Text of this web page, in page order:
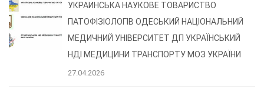
УКРАИНСЬКА НАУКОВЕ ТОВАРИСТВО
ПАТОФІЗІОЛОГІВ ОДЕСЬКИЙ НАЦІОНАЛЬНИЙ
МЕДИЧНИЙ УНІВЕРСИТЕТ ДП УКРАЇНСЬКИЙ
НДІ МЕДИЦИНИ ТРАНСПОРТУ МОЗ УКРАЇНИ
27.04.2026